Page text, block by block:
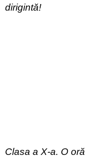
dirigintă!
Clasa a X-a. O